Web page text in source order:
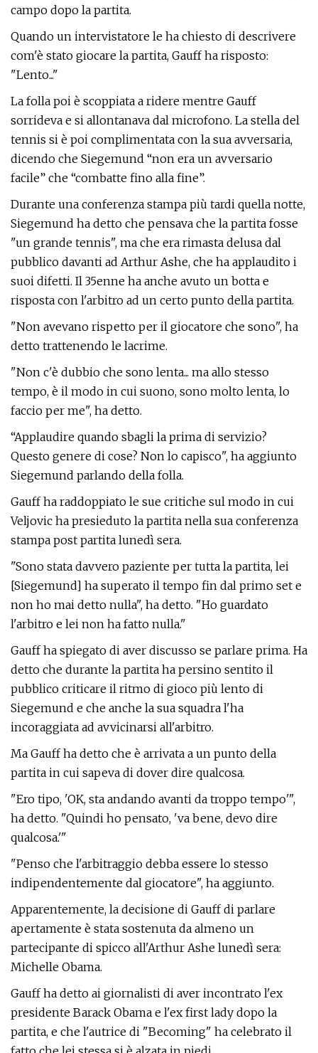
campo dopo la partita.
Quando un intervistatore le ha chiesto di descrivere
com'è stato giocare la partita, Gauff ha risposto:
"Lento..."
La folla poi è scoppiata a ridere mentre Gauff
sorrideva e si allontanava dal microfono. La stella del
tennis si è poi complimentata con la sua avversaria,
dicendo che Siegemund “non era un avversario
facile” che “combatte fino alla fine”.
Durante una conferenza stampa più tardi quella notte,
Siegemund ha detto che pensava che la partita fosse
"un grande tennis", ma che era rimasta delusa dal
pubblico davanti ad Arthur Ashe, che ha applaudito i
suoi difetti. Il 35enne ha anche avuto un botta e
risposta con l'arbitro ad un certo punto della partita.
"Non avevano rispetto per il giocatore che sono", ha
detto trattenendo le lacrime.
"Non c'è dubbio che sono lenta... ma allo stesso
tempo, è il modo in cui suono, sono molto lenta, lo
faccio per me", ha detto.
“Applaudire quando sbagli la prima di servizio?
Questo genere di cose? Non lo capisco", ha aggiunto
Siegemund parlando della folla.
Gauff ha raddoppiato le sue critiche sul modo in cui
Veljovic ha presieduto la partita nella sua conferenza
stampa post partita lunedì sera.
"Sono stata davvero paziente per tutta la partita, lei
[Siegemund] ha superato il tempo fin dal primo set e
non ho mai detto nulla", ha detto. "Ho guardato
l'arbitro e lei non ha fatto nulla."
Gauff ha spiegato di aver discusso se parlare prima. Ha
detto che durante la partita ha persino sentito il
pubblico criticare il ritmo di gioco più lento di
Siegemund e che anche la sua squadra l'ha
incoraggiata ad avvicinarsi all'arbitro.
Ma Gauff ha detto che è arrivata a un punto della
partita in cui sapeva di dover dire qualcosa.
"Ero tipo, 'OK, sta andando avanti da troppo tempo'",
ha detto. "Quindi ho pensato, 'va bene, devo dire
qualcosa.'"
"Penso che l'arbitraggio debba essere lo stesso
indipendentemente dal giocatore", ha aggiunto.
Apparentemente, la decisione di Gauff di parlare
apertamente è stata sostenuta da almeno un
partecipante di spicco all'Arthur Ashe lunedì sera:
Michelle Obama.
Gauff ha detto ai giornalisti di aver incontrato l'ex
presidente Barack Obama e l'ex first lady dopo la
partita, e che l'autrice di "Becoming" ha celebrato il